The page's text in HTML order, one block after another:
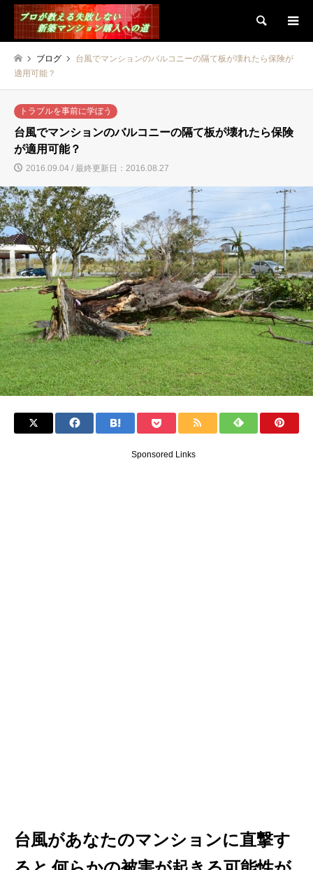
検索
ブログ
台風でマンションのバルコニーの隔て板が壊れたら保険が
適用可能？
トラブルを事前に学ぼう
台風でマンションのバルコニーの隔て板が壊れたら保険
が適用可能？
2016.09.04 / 最終更新日：2016.08.27
Sponsored Links
台風があなたのマンションに直撃す